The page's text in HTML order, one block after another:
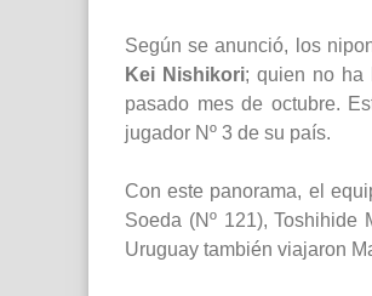
Según se anunció, los
Kei Nishikori; quien no ha
pasado mes de octubre.
jugador Nº 3 de su país.
Con este panorama, el
Soeda (Nº 121), Toshihide
Uruguay también viajaron